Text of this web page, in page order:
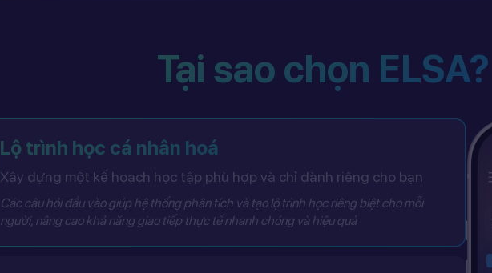
Tại sao chọn ELSA?
Lộ trình học cá nhân hoá
Xây dựng một kế hoạch học tập phù hợp và chỉ dành riêng cho bạn
Các câu hỏi đầu vào giúp hệ thống phân tích và tạo lộ trình học riêng biệt cho mỗi
người, nâng cao khả năng giao tiếp thực tế nhanh chóng và hiệu quả